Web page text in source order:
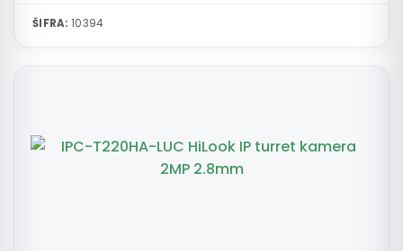
ŠIFRA: 10394